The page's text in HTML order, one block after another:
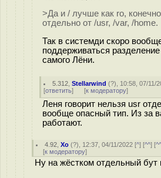
>Да и / лучше как ro,
отдельно от /usr, /var, /home.
Так в системди скоро
поддерживаться
самого Лёни.
5.312 ,Stellarwind (?), 10:58, 07/11/
[ответить] [к модератору]
Леня говорит нельзя usr
вообще опасный тип. Из за
работают.
4.92 ,Xo (?), 12:37, 04/11/2022 [^] [^^] [
[к модератору]
Ну на жёстком отдельный бут